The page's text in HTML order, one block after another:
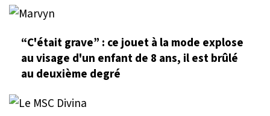
“C'était grave” : ce jouet à la mode explose
au visage d'un enfant de 8 ans, il est brûlé
au deuxième degré